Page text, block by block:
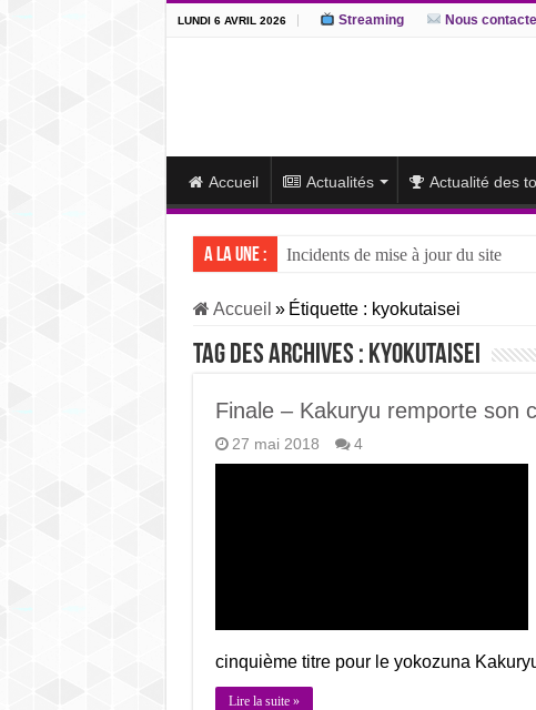
LUNDI 6 AVRIL 2026 Streaming Nous
Accueil Actualités Actualité des
A la une :
Incidents de mise à jour du site
J13 – Aonishiki conserve la tête
J12 – Aonishiki prend la tête du
Accueil » Étiquette : kyokutaisei
Tag des archives : kyokutaisei
Finale – Kakuryu remporte son
27 mai 2018 4
cinquième titre pour le yokozuna
Lire la suite »